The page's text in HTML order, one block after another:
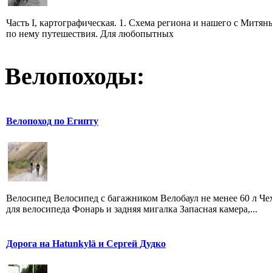
Часть I, картографическая. 1. Схема региона и нашего с
по нему путешествия. Для любопытных
Велопоходы:
Велопоход по Египту
Велосипед Велосипед с багажником Велобаул не менее 60 л
для велосипеда Фонарь и задняя мигалка Запасная камера,...
Дорога на Hatunkylä и Сергей Дудко